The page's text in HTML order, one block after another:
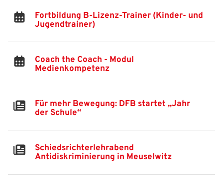
Fortbildung B-Lizenz-Trainer (Kinder- und
Jugendtrainer)
Coach the Coach - Modul
Medienkompetenz
Für mehr Bewegung: DFB startet „Jahr
der Schule“
Schiedsrichterlehrabend
Antidiskriminierung in Meuselwitz